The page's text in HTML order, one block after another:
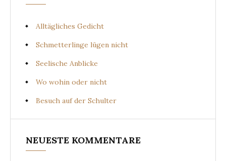
Alltägliches Gedicht
Schmetterlinge lügen nicht
Seelische Anblicke
Wo wohin oder nicht
Besuch auf der Schulter
NEUESTE KOMMENTARE